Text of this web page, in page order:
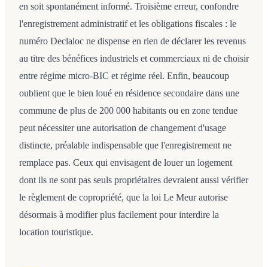
en soit spontanément informé. Troisième erreur, confondre
l'enregistrement administratif et les obligations fiscales : le
numéro Declaloc ne dispense en rien de déclarer les revenus
au titre des bénéfices industriels et commerciaux ni de choisir
entre régime micro-BIC et régime réel. Enfin, beaucoup
oublient que le bien loué en résidence secondaire dans une
commune de plus de 200 000 habitants ou en zone tendue
peut nécessiter une autorisation de changement d'usage
distincte, préalable indispensable que l'enregistrement ne
remplace pas. Ceux qui envisagent de louer un logement
dont ils ne sont pas seuls propriétaires devraient aussi vérifier
le règlement de copropriété, que la loi Le Meur autorise
désormais à modifier plus facilement pour interdire la
location touristique.